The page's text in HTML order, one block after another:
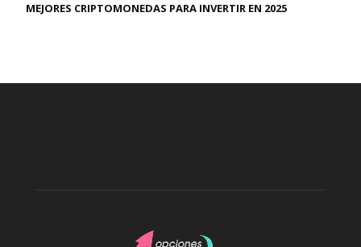
MEJORES CRIPTOMONEDAS PARA INVERTIR EN 2025